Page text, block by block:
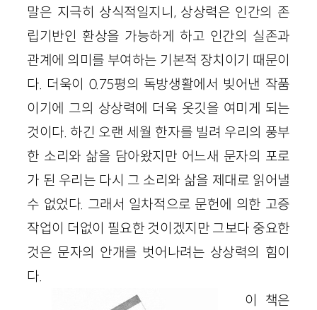
말은 지극히 상식적일지니, 상상력은 인간의 존
립기반인 환상을 가능하게 하고 인간의 실존과
관계에 의미를 부여하는 기본적 장치이기 때문이
다. 더욱이 0.75평의 독방생활에서 빚어낸 작품
이기에 그의 상상력에 더욱 옷깃을 여미게 되는
것이다. 하긴 오랜 세월 한자를 빌려 우리의 풍부
한 소리와 삶을 담아왔지만 어느새 문자의 포로
가 된 우리는 다시 그 소리와 삶을 제대로 읽어낼
수 없었다. 그래서 일차적으로 문헌에 의한 고증
작업이 더없이 필요한 것이겠지만 그보다 중요한
것은 문자의 안개를 벗어나려는 상상력의 힘이
다.
이 책은